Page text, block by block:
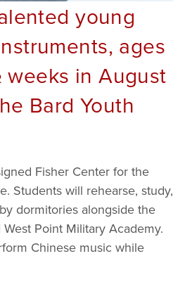
young
ages
in August
Bard Youth
Fisher Center for the
Students will rehearse, study,
dormitories alongside the
Point Military Academy.
Chinese music while